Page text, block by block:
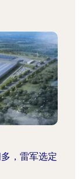
，雷军选定